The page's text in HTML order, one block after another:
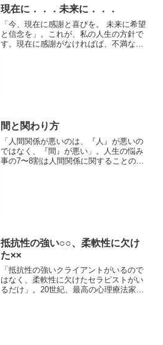
現在に．．．未来に．．．
「今、現在に感謝と喜びを。 未来に希望
と信念を」。これが、私の人生の方針で
す。現在に感謝がなければば、不満な心
間と関わり方
「人間関係が悪いのは、『人』が悪いの
ではなく、『間』が悪い」。人生の悩み
事の7〜8割は人間関係に関することのよ
抵抗性の強い○○、柔軟性に欠け
た××
「抵抗性の強いクライアントがいるので
はなく、柔軟性に欠けたセラピストがい
るだけ」。20世紀、最高の心理療法家と